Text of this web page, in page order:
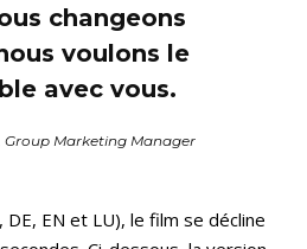
changeons
voulons le
avec vous.
Group Marketing Manager
EN et LU), le film se décline